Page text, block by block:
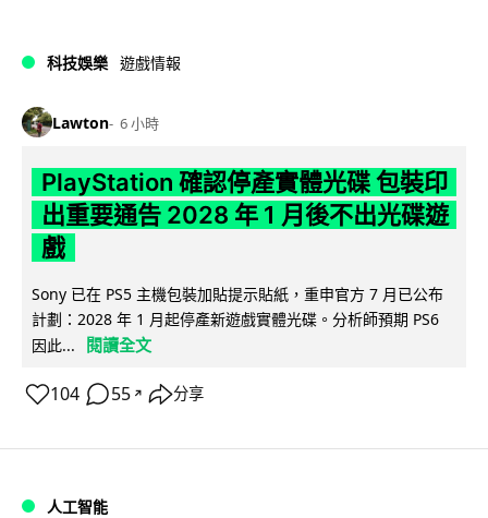
科技娛樂 遊戲情報
Lawton 6 小時
PlayStation 確認停產實體光碟 包裝印
出重要通告 2028 年 1 月後不出光碟遊
戲
Sony 已在 PS5 主機包裝加貼提示貼紙，重申官方 7 月已公布
計劃：2028 年 1 月起停產新遊戲實體光碟。分析師預期 PS6
因此...
閱讀全文
104 55 ↗ 分享
人工智能